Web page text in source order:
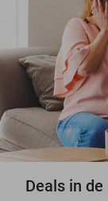
Deals in